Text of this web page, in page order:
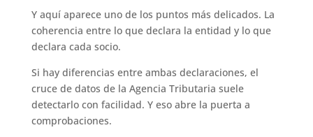
Y aquí aparece uno de los puntos más delicados. La
coherencia entre lo que declara la entidad y lo que
declara cada socio.
Si hay diferencias entre ambas declaraciones, el
cruce de datos de la Agencia Tributaria suele
detectarlo con facilidad. Y eso abre la puerta a
comprobaciones.